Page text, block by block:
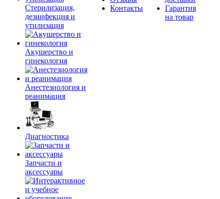
Стерилизация,
дезинфекция и
утилизация
Акушерство и
гинекология
Анестезиология и
реанимация
Диагностика
Запчасти и
аксессуары
Контакты
Гарантия
на товар